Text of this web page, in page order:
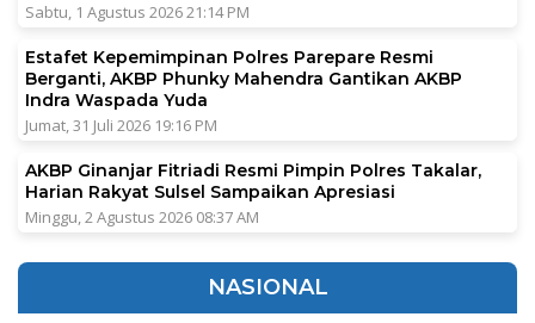
Sabtu, 1 Agustus 2026 21:14 PM
Estafet Kepemimpinan Polres Parepare Resmi
Berganti, AKBP Phunky Mahendra Gantikan AKBP
Indra Waspada Yuda
Jumat, 31 Juli 2026 19:16 PM
AKBP Ginanjar Fitriadi Resmi Pimpin Polres Takalar,
Harian Rakyat Sulsel Sampaikan Apresiasi
Minggu, 2 Agustus 2026 08:37 AM
NASIONAL